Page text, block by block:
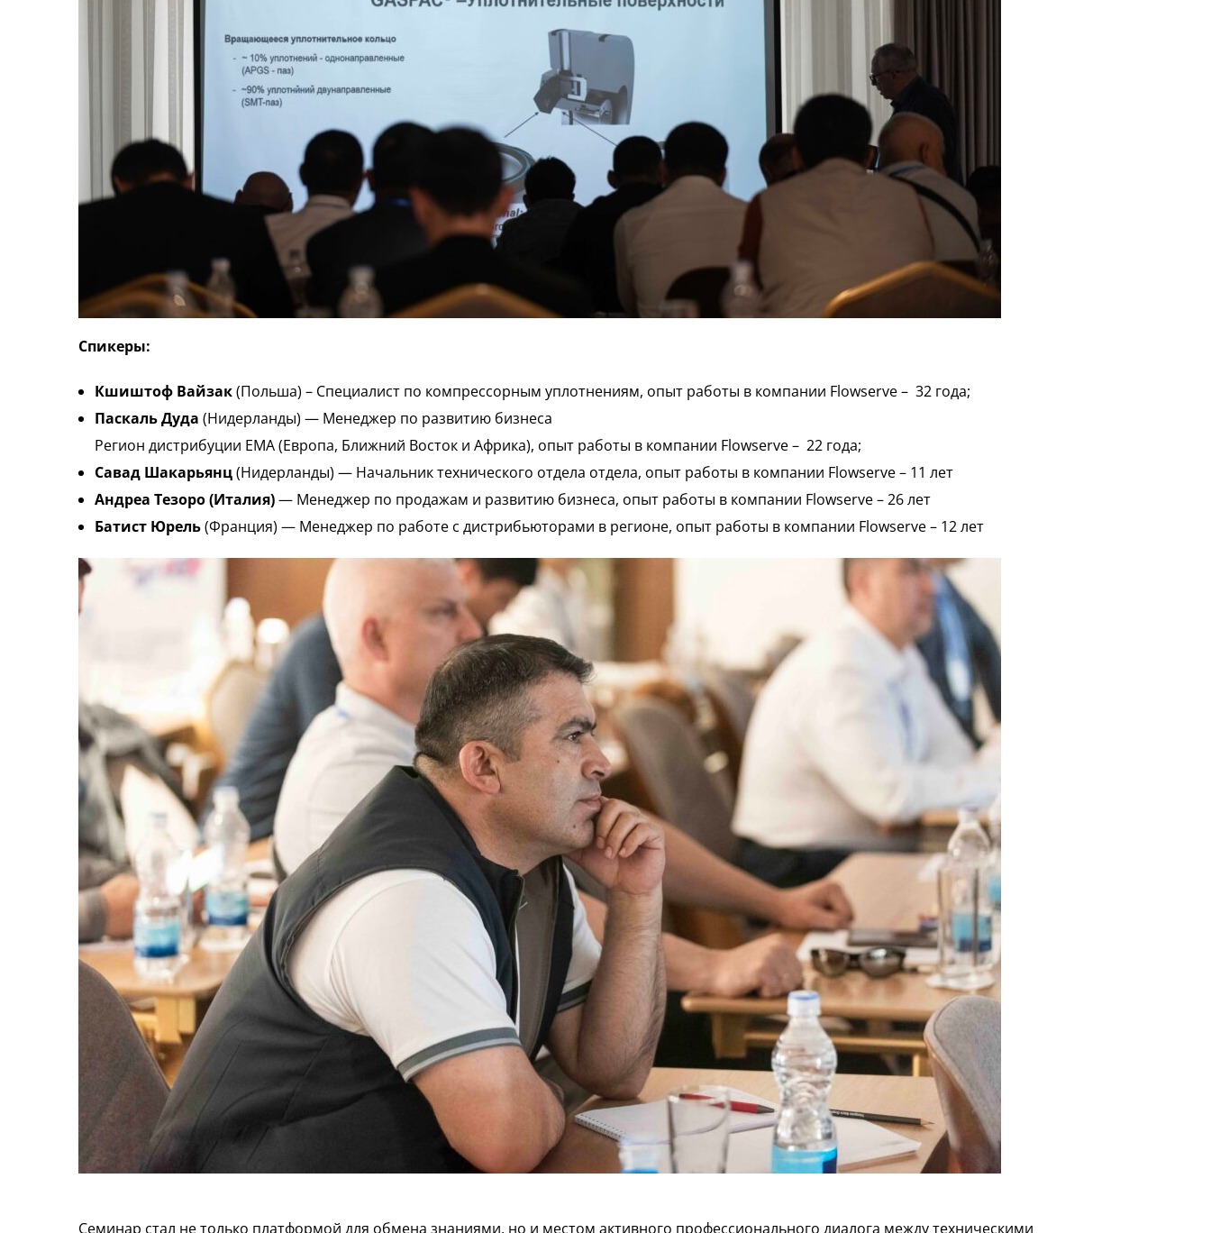
Спикеры:
Кшиштоф Вайзак(Польша) – Специалист по компрессорным уплотнениям, опыт работы в компании Flowserve – 32 года;
Паскаль Дуда (Нидерланды) — Менеджер по развитию бизнеса
Регион дистрибуции EMA (Европа, Ближний Восток и Африка), опыт работы в компании Flowserve – 22 года;
Савад Шакарьянц(Нидерланды) — Начальник технического отдела отдела, опыт работы в компании Flowserve – 11 лет
Андреа Тезоро (Италия)— Менеджер по продажам и развитию бизнеса, опыт работы в компании Flowserve – 26 лет
Батист Юрель(Франция) — Менеджер по работе с дистрибьюторами в регионе, опыт работы в компании Flowserve – 12 лет
Семинар стал не только платформой для обмена знаниями, но и местом активного профессионального диалога между техническими